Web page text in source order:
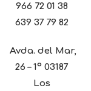
966 72 01 38
639 37 79 82
Avda. del Mar,
26 – 1º 03187
Los